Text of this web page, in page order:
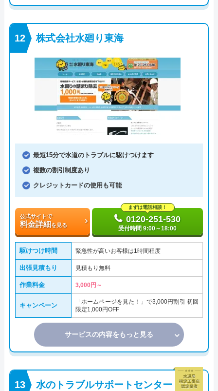
株式会社水廻り東海
最短15分で水道のトラブルに駆けつけます
複数の割引制度あり
クレジットカードの使用も可能
公式サイトで
料金詳細 を見る
まずは電話相談！
0120-251-530
受付時間 9:00～18:00
駆けつけ時間 緊急性が高いお客様は1時間程度
出張見積もり 見積もり無料
作業料金 3,000円～
キャンペーン
「ホームページを見た！」で3,000円割引 初回
限定1,000円OFF
サービスの内容をもっと見る
水のトラブルサポートセンター